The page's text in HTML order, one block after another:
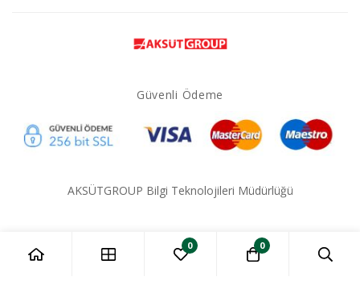
Güvenli Ödeme
AKSÜTGROUP Bilgi Teknolojileri Müdürlüğü
0 0